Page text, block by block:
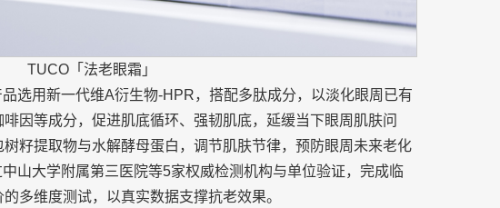
TUCO「法老眼霜」
选用新一代维A衍生物-HPR，搭配多肽成分，以淡化眼周已有
因等成分，促进肌底循环、强韧肌底，延缓当下眼周肌肤问
籽提取物与水解酵母蛋白，调节肌肤节律，预防眼周未来老化
山大学附属第三医院等5家权威检测机构与单位验证，完成临
多维度测试，以真实数据支撑抗老效果。